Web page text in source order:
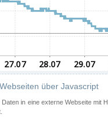
über Javascript
in eine externe Webseite